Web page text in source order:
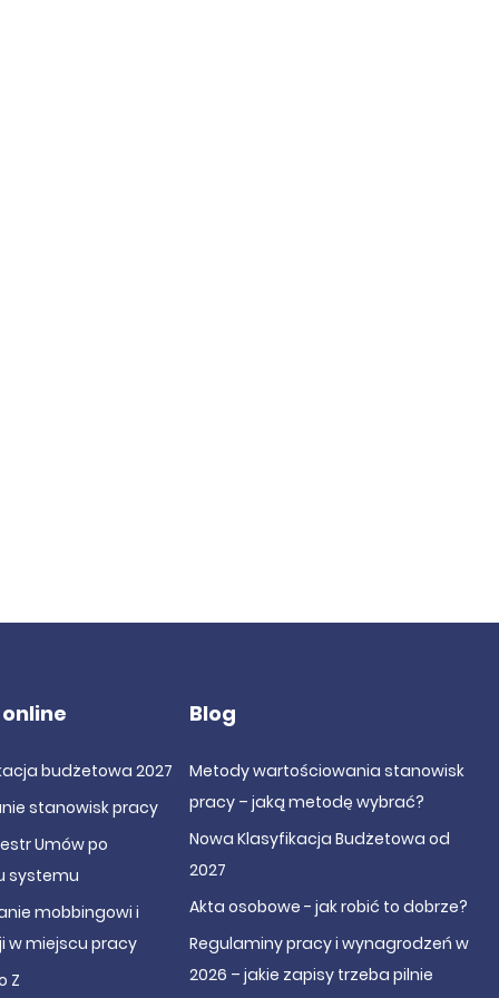
budżetowa 2027
stanowisk pracy
Umów po
systemu
mobbingowi i
w miejscu pracy
Z
Blog
Metody wartościowania stanowisk
pracy – jaką metodę wybrać?
Nowa Klasyfikacja Budżetowa od
2027
Akta osobowe - jak robić to dobrze?
Regulaminy pracy i wynagrodzeń w
2026 – jakie zapisy trzeba pilnie